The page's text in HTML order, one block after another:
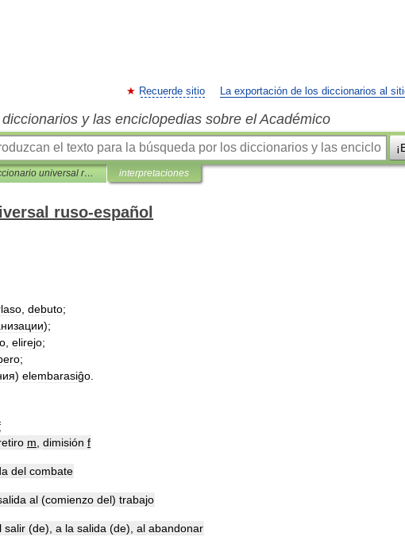
Recuerde sitio La exportación de los diccionarios al
y las enciclopedias sobre el Académico
Diccionario universal ruso-español interpretaciones
ruso-español
debuto;
);
elirejo;
;
) elembarasiĝo
m dimisión f
del combate
al (comienzo del) trabajo
salir (de), a la salida (de), al abandonar